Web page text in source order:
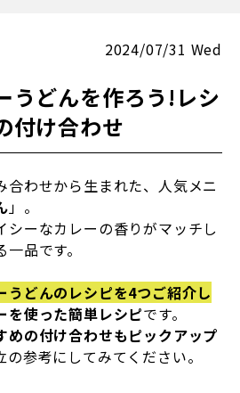
2024/07/31 Wed
うどんを作ろう!レシ
付け合わせ
わせから生まれた、人気メニ
」。
シーなカレーの香りがマッチし
品です。
うどんのレシピを4つご紹介し
を使った簡単レシピです。
めの付け合わせもピックアップ
参考にしてみてください。